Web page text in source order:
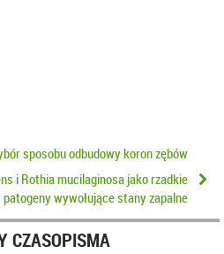
sposobu odbudowy koron zębów
i Rothia mucilaginosa jako rzadkie
patogeny wywołujące stany zapalne
CZASOPISMA